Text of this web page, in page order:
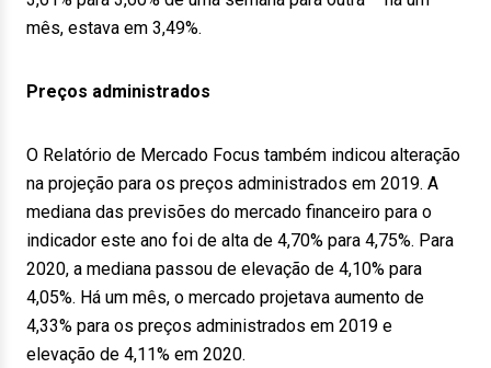
mês, estava em 3,49%.
Preços administrados
O Relatório de Mercado Focus também indicou alteração
na projeção para os preços administrados em 2019. A
mediana das previsões do mercado financeiro para o
indicador este ano foi de alta de 4,70% para 4,75%. Para
2020, a mediana passou de elevação de 4,10% para
4,05%. Há um mês, o mercado projetava aumento de
4,33% para os preços administrados em 2019 e
elevação de 4,11% em 2020.